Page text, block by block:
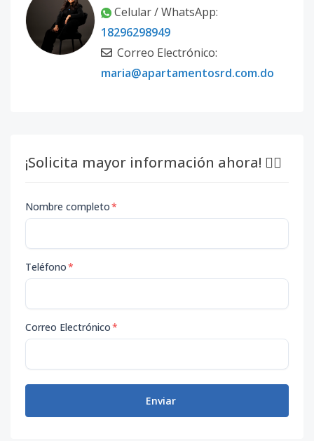
Celular / WhatsApp:
18296298949
Correo Electrónico:
maria@apartamentosrd.com.do
¡Solicita mayor información ahora! 👇🏽
Nombre completo*
Teléfono*
Correo Electrónico*
Enviar